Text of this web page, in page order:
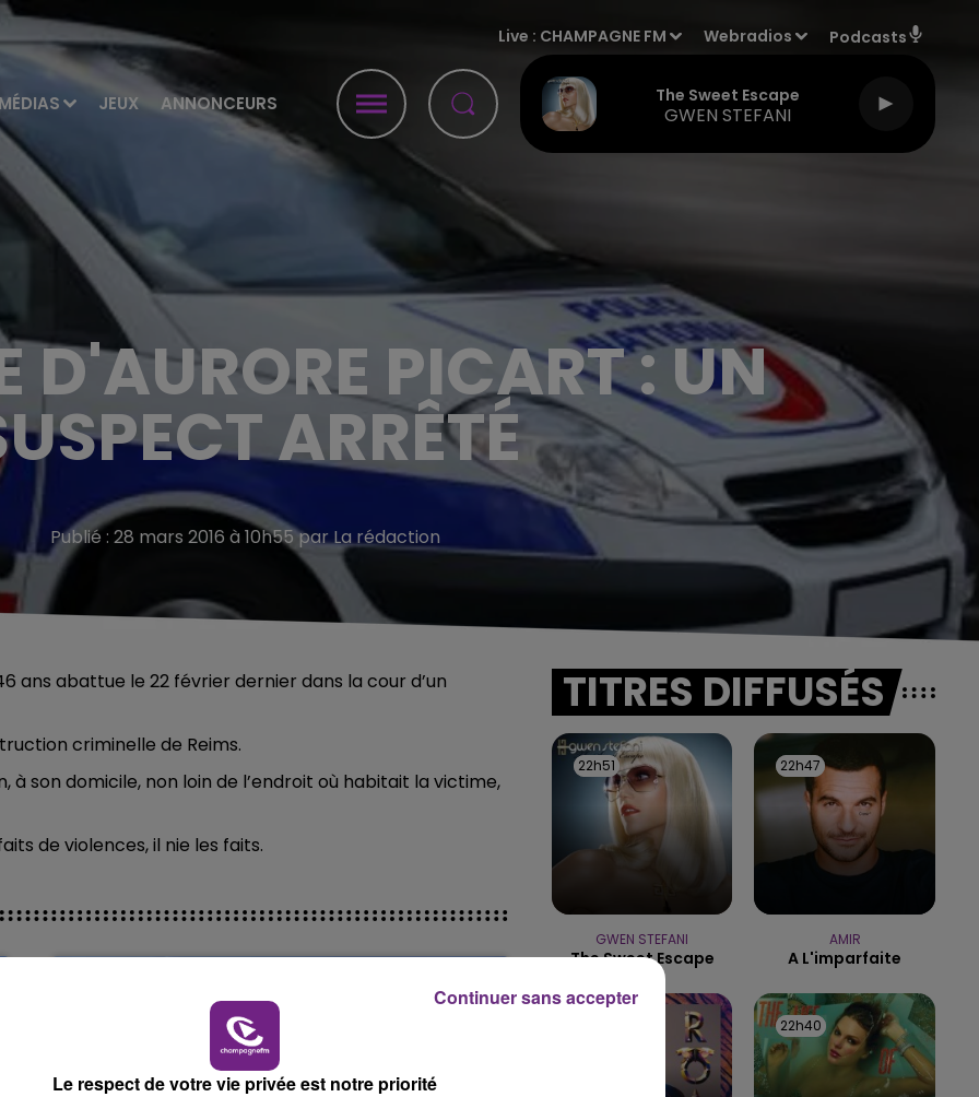
MÉDIAS JEUX ANNONCEURS
Live : CHAMPAGNE FM Webradios Podcasts
The Sweet Escape
GWEN STEFANI
LA FAMILLE
10h00 - 14h00
LE TICKET DE CAISSE
D'AURORE PICART : UN
ARRÊTÉ
Publié : 28 mars 2016 à 10h55 par La rédaction
ans abattue le 22 février dernier dans la cour d’un
criminelle de Reims.
à son domicile, non loin de l’endroit où habitait la victime,
de violences, il nie les faits.
TITRES DIFFUSÉS
22h51
22h51
GWEN STEFANI
The Sweet Escape
22h47
22h47
AMIR
A L'imparfaite
22h40
22h40
Le respect de votre vie privée est notre priorité
Continuer sans accepter